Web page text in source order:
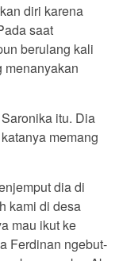
diri karena
saat
berulang kali
menanyakan
itu. Dia
memang
dia di
kami di desa
mau ikut ke
Ferdinan ngebut-